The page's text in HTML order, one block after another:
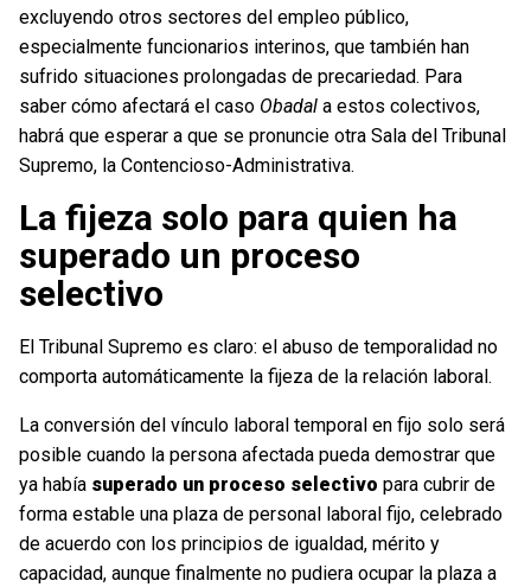
excluyendo otros sectores del empleo público,
especialmente funcionarios interinos, que también han
sufrido situaciones prolongadas de precariedad. Para
saber cómo afectará el caso Obadal a estos colectivos,
habrá que esperar a que se pronuncie otra Sala del Tribunal
Supremo, la Contencioso-Administrativa.
La fijeza solo para quien ha
superado un proceso
selectivo
El Tribunal Supremo es claro: el abuso de temporalidad no
comporta automáticamente la fijeza de la relación laboral.
La conversión del vínculo laboral temporal en fijo solo será
posible cuando la persona afectada pueda demostrar que
ya había superado un proceso selectivo para cubrir de
forma estable una plaza de personal laboral fijo, celebrado
de acuerdo con los principios de igualdad, mérito y
capacidad, aunque finalmente no pudiera ocupar la plaza a